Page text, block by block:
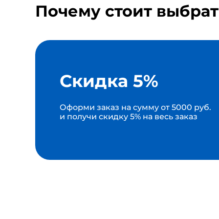
Почему стоит
Скидка 5%
Оформи заказ на сумму от 5000 руб.
и получи скидку 5% на весь заказ